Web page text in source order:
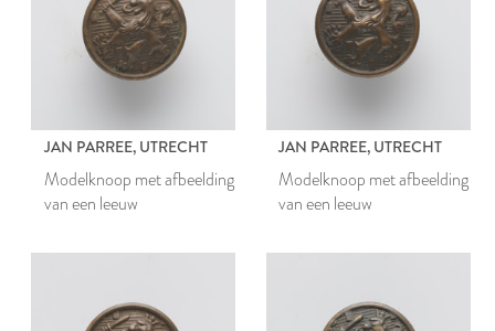
JAN PARREE, UTRECHT
Modelknoop met afbeelding
van een leeuw
JAN PARREE, UTRECHT
Modelknoop met afbeelding
van een leeuw